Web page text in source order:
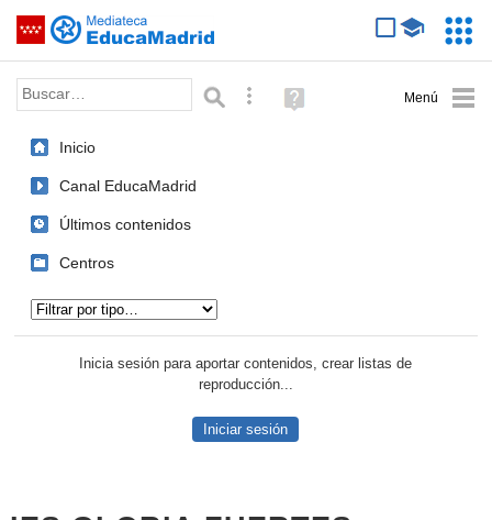
Saltar navegación
Palabra o frase: Búsqueda avanzada
Ayuda
(en
Inicio
Canal EducaMadrid
Últimos contenidos
Centros
Inicia sesión para aportar contenidos, crear listas de
reproducción...
Iniciar sesión